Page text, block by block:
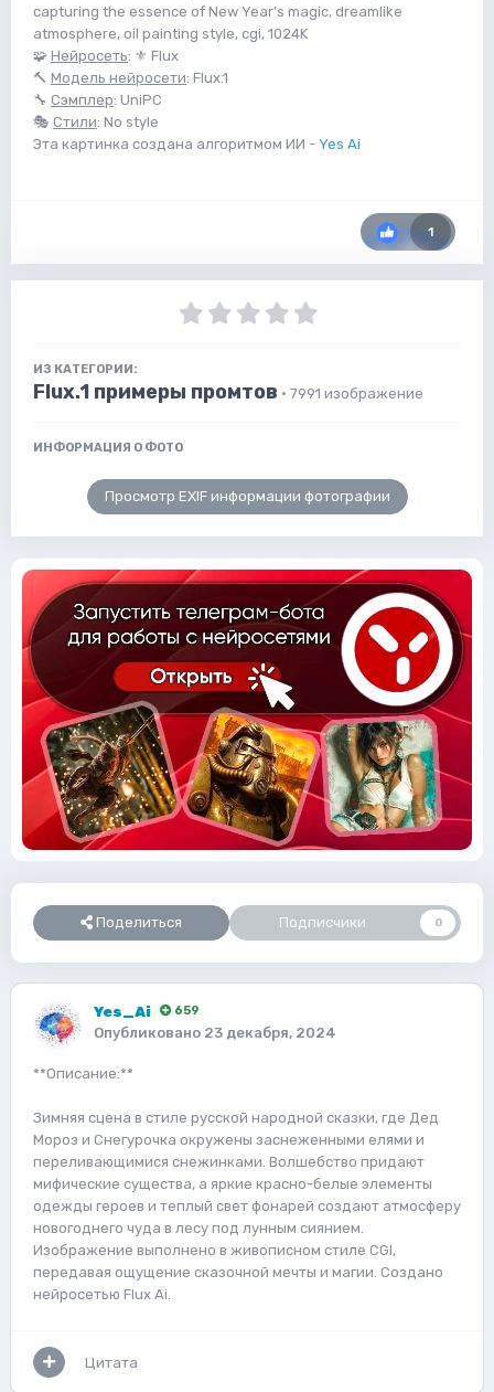
capturing the essence of New Year's magic, dreamlike
atmosphere, oil painting style, cgi, 1024K
🧩 Нейросеть: ⚜️ Flux
🔨 Модель нейросети: Flux.1
🔧 Сэмплер: UniPC
🎭 Стили: No style
Эта картинка создана алгоритмом ИИ - Yes Ai
1
ИЗ КАТЕГОРИИ:
Flux.1 примеры промтов · 7991 изображение
ИНФОРМАЦИЯ О ФОТО
Просмотр EXIF информации фотографии
Поделиться Подписчики 0
Yes_Ai 659
Опубликовано 23 декабря, 2024
**Описание:**
Зимняя сцена в стиле русской народной сказки, где Дед
Мороз и Снегурочка окружены заснеженными елями и
переливающимися снежинками. Волшебство придают
мифические существа, а яркие красно-белые элементы
одежды героев и теплый свет фонарей создают атмосферу
новогоднего чуда в лесу под лунным сиянием.
Изображение выполнено в живописном стиле CGI,
передавая ощущение сказочной мечты и магии. Создано
нейросетью Flux Ai.
Цитата